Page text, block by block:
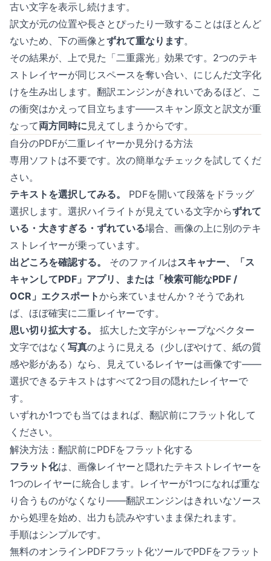
古い文字を表示し続けます。
訳文が元の位置や長さとぴったり一致することはほとんど
ないため、下の画像とずれて重なります。
その結果が、上で見た「二重露光」効果です。2つのテキ
ストレイヤーが同じスペースを奪い合い、にじんだ文字化
けを生み出します。翻訳エンジンがきれいであるほど、こ
の衝突はかえって目立ちます——スキャン原文と訳文が重
なって両方同時に 見えてしまうからです。
自分のPDFが二重レイヤーか見分ける方法
専用ソフトは不要です。次の簡単なチェックを試してくだ
さい。
テキストを選択してみる。
PDFを開いて段落をドラッグ
選択します。選択ハイライトが見えている文字からずれて
いる・大きすぎる・ずれている場合、画像の上に別のテキ
ストレイヤーが乗っています。
出どころを確認する。
そのファイルはスキャナー、「ス
キャンしてPDF」アプリ、または「検索可能なPDF /
OCR」エクスポートから来ていませんか？そうであれ
ば、ほぼ確実に二重レイヤーです。
思い切り拡大する。
拡大した文字がシャープなベクター
文字ではなく 写真のように見える（少しぼやけて、紙の質
感や影がある）なら、見えているレイヤーは画像です——
選択できるテキストはすべて2つ目の隠れたレイヤーで
す。
いずれか1つでも当てはまれば、翻訳前にフラット化して
ください。
解決方法：翻訳前にPDFをフラット化する
フラット化は、画像レイヤーと隠れたテキストレイヤーを
1つのレイヤーに統合します。レイヤーが1つになれば重な
り合うものがなくなり——翻訳エンジンはきれいなソース
から処理を始め、出力も読みやすいまま保たれます。
手順はシンプルです。
無料のオンラインPDFフラット化ツールでPDFをフラット